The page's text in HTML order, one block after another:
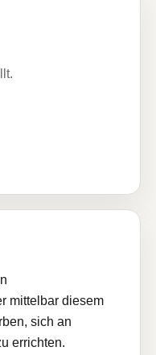
mittelbar diesem
sich an
errichten.